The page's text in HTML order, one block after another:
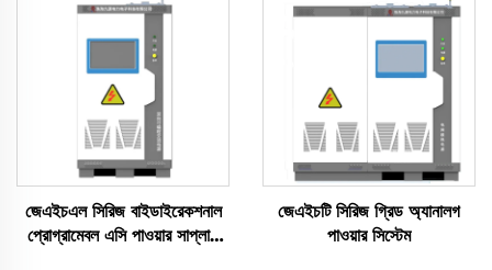
জেএইচএল সিরিজ বাইডাইরেকশনাল
প্রোগ্রামেবল এসি পাওয়ার সাপ্লাই
জেএইচটি সিরিজ গ্রিড অ্যানালগ
পাওয়ার সিস্টেম